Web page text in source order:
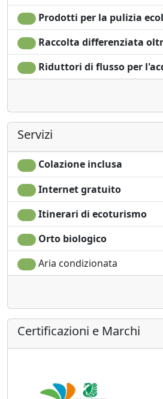
Prodotti per la pulizia
Raccolta differenziata
Riduttori di flusso per
Servizi
Colazione inclusa
Internet gratuito
Itinerari di ecoturismo
Orto biologico
Aria condizionata
Certificazioni e Marchi